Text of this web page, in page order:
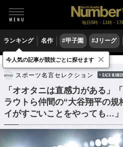
毎日6時・11時・17
ランキング 名作 #甲子園 #Jリーグ
野球 MLB
スポーツ名言セレクション BACK NUMBER
「オオタニは直感力がある」
ラウトら仲間の“大谷翔平の規
イがすごいことをやっても…」
今人気の記事が競技ごとに探せます ×